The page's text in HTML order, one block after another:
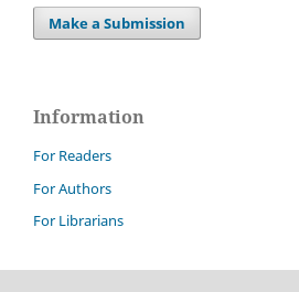
Make a Submission
Information
For Readers
For Authors
For Librarians